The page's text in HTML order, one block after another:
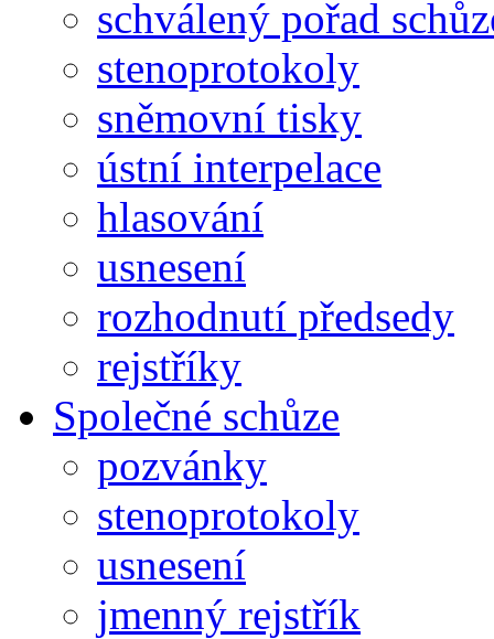
schválený pořad
stenoprotokoly
sněmovní tisky
ústní interpelace
hlasování
usnesení
rozhodnutí předsedy
rejstříky
Společné schůze
pozvánky
stenoprotokoly
usnesení
jmenný rejstřík